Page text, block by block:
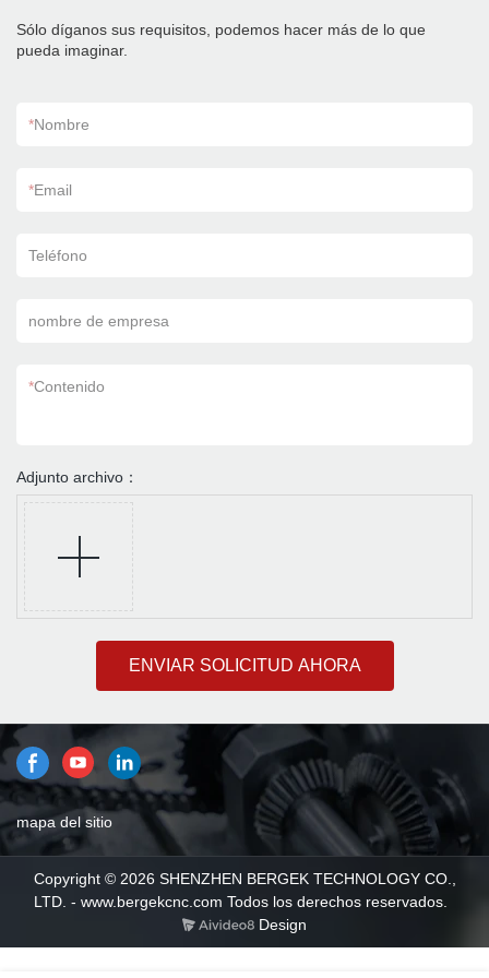
Sólo díganos sus requisitos, podemos hacer más de lo que
pueda imaginar.
*Nombre
*Email
Teléfono
nombre de empresa
*Contenido
Adjunto archivo：
ENVIAR SOLICITUD AHORA
mapa del sitio
Copyright © 2026 SHENZHEN BERGEK TECHNOLOGY CO.,
LTD. - www.bergekcnc.com Todos los derechos reservados.
Design